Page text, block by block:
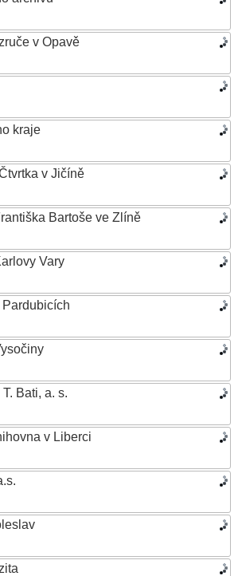
v Opavě
kraje
v Jičíně
Bartoše ve Zlíně
Vary
Bati, a. s.
v Liberci